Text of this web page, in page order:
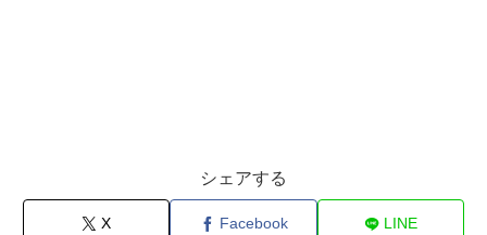
シェアする
X Facebook LINE